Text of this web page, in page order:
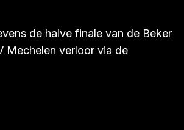
halfweg de competitie, toen
de halve finale van de Beker